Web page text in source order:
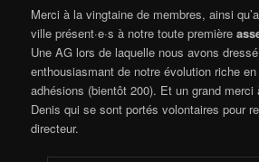
Merci à la vingtaine de membres, ainsi
ville présent·e·s à notre toute première
Une AG lors de laquelle nous avons
enthousiasmant de notre évolution riche
adhésions (bientôt 200). Et un grand
Denis qui se sont portés volontaires pour
directeur.